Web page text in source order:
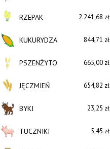
RZEPAK 2.241,68 zł
KUKURYDZA 844,71 zł
PSZENŻYTO 665,00 zł
JĘCZMIEŃ 654,82 zł
BYKI 23,25 zł
TUCZNIKI 5,45 zł